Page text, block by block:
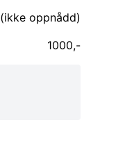
(ikke oppnådd)
1000,-